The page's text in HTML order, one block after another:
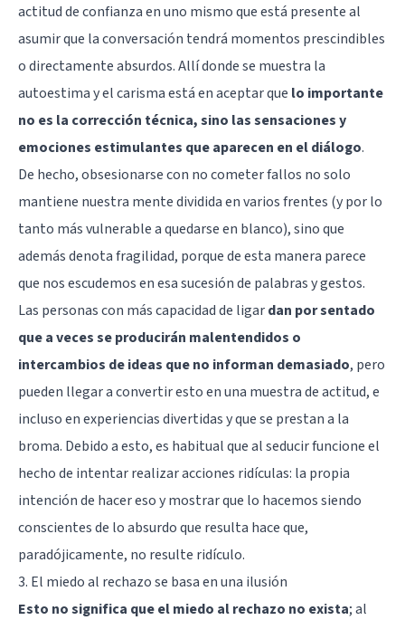
actitud de confianza en uno mismo que está presente al
asumir que la conversación tendrá momentos prescindibles
o directamente absurdos. Allí donde se muestra la
autoestima y el carisma está en aceptar que lo importante
no es la corrección técnica, sino las sensaciones y
emociones estimulantes que aparecen en el diálogo.
De hecho, obsesionarse con no cometer fallos no solo
mantiene nuestra mente dividida en varios frentes (y por lo
tanto más vulnerable a quedarse en blanco), sino que
además denota fragilidad, porque de esta manera parece
que nos escudemos en esa sucesión de palabras y gestos.
Las personas con más capacidad de ligardan por sentado
que a veces se producirán malentendidos o
intercambios de ideas que no informan demasiado, pero
pueden llegar a convertir esto en una muestra de actitud, e
incluso en experiencias divertidas y que se prestan a la
broma. Debido a esto, es habitual que al seducir funcione el
hecho de intentar realizar acciones ridículas: la propia
intención de hacer eso y mostrar que lo hacemos siendo
conscientes de lo absurdo que resulta hace que,
paradójicamente, no resulte ridículo.
3. El miedo al rechazo se basa en una ilusión
Esto no significa que el miedo al rechazo no exista; al